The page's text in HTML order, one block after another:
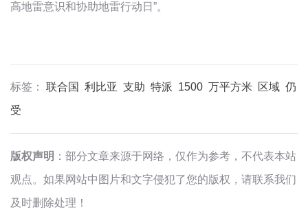
高地雷意识和协助地雷行动日”。
标签： 联合国 利比亚 支助 特派 1500 万平方米 区域 仍
受
版权声明 ：部分文章来源于网络，仅作为参考，不代表本站
观点。如果网站中图片和文字侵犯了您的版权，请联系我们
及时删除处理！